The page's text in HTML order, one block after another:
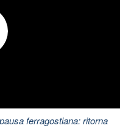
ferragostiana: ritorna